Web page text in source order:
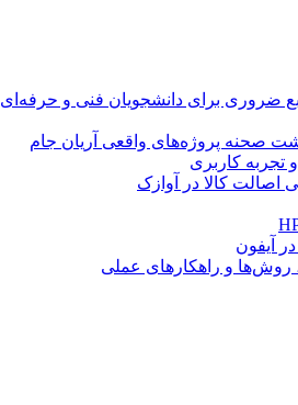
ضروری برای دانشجویان فنی و حرفه‌ای
صحنه پروژه‌های واقعی آریان جام
اصالت کالا در آوازک
روش‌ها و راهکارهای عملی